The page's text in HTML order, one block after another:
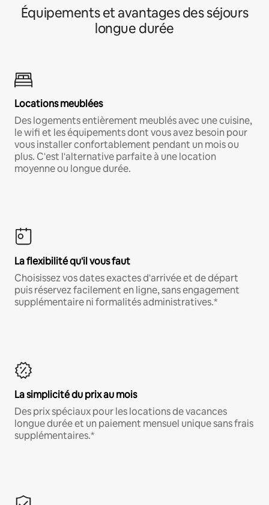
Équipements et avantages des séjours
longue durée
Locations meublées
Des logements entièrement meublés avec une cuisine,
le wifi et les équipements dont vous avez besoin pour
vous installer confortablement pendant un mois ou
plus. C'est l'alternative parfaite à une location
moyenne ou longue durée.
La flexibilité qu'il vous faut
Choisissez vos dates exactes d'arrivée et de départ
puis réservez facilement en ligne, sans engagement
supplémentaire ni formalités administratives.*
La simplicité du prix au mois
Des prix spéciaux pour les locations de vacances
longue durée et un paiement mensuel unique sans frais
supplémentaires.*